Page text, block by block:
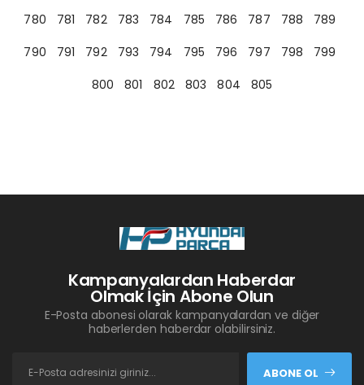
780
781 782 783 784 785 786 787 788
789
790
791 792 793 794 795 796 797 798
799
800
801 802 803 804 805
Kampanyalardan Haberdar
Olmak İçin Abone Olun
E-Posta abonesi olarak kampanyalardan ve diğer
haberlerden haberdar olabilirsiniz.
ABONE OL